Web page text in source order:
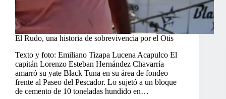
El Rudo, una historia de sobrevivencia por el Otis
Texto y foto: Emiliano Tizapa Lucena Acapulco El
capitán Lorenzo Esteban Hernández Chavarría
amarró su yate Black Tuna en su área de fondeo
frente al Paseo del Pescador. Lo sujetó a un bloque
de cemento de 10 toneladas hundido en…